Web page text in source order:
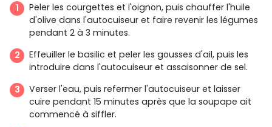
Peler les courgettes et l'oignon, puis chauffer l'huile
d'olive dans l'autocuiseur et faire revenir les légumes
pendant 2 à 3 minutes.
Effeuiller le basilic et peler les gousses d'ail, puis les
introduire dans l'autocuiseur et assaisonner de sel.
Verser l'eau, puis refermer l'autocuiseur et laisser
cuire pendant 15 minutes après que la soupape ait
commencé à siffler.